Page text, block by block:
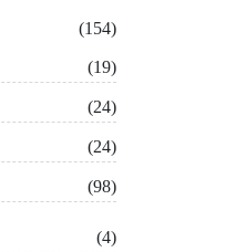
(154)
(19)
(24)
(24)
(98)
(4)